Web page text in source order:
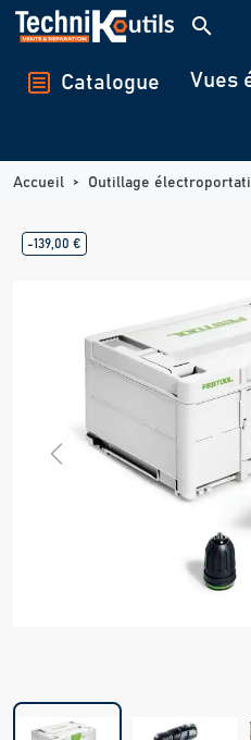
Panneau de gestion des cookies
search
Catalogue Vues
Accueil Outillage
-139,00 €
Previous